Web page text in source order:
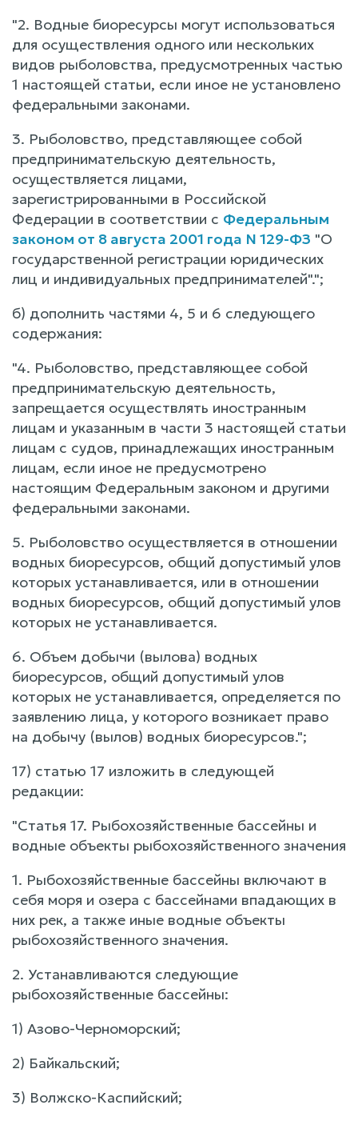
"2. Водные биоресурсы могут использоваться
для осуществления одного или нескольких
видов рыболовства, предусмотренных частью
1 настоящей статьи, если иное не установлено
федеральными законами.
3. Рыболовство, представляющее собой
предпринимательскую деятельность,
осуществляется лицами,
зарегистрированными в Российской
Федерации в соответствии с Федеральным
законом от 8 августа 2001 года N 129-ФЗ "О
государственной регистрации юридических
лиц и индивидуальных предпринимателей".";
б) дополнить частями 4, 5 и 6 следующего
содержания:
"4. Рыболовство, представляющее собой
предпринимательскую деятельность,
запрещается осуществлять иностранным
лицам и указанным в части 3 настоящей статьи
лицам с судов, принадлежащих иностранным
лицам, если иное не предусмотрено
настоящим Федеральным законом и другими
федеральными законами.
5. Рыболовство осуществляется в отношении
водных биоресурсов, общий допустимый улов
которых устанавливается, или в отношении
водных биоресурсов, общий допустимый улов
которых не устанавливается.
6. Объем добычи (вылова) водных
биоресурсов, общий допустимый улов
которых не устанавливается, определяется по
заявлению лица, у которого возникает право
на добычу (вылов) водных биоресурсов.";
17) статью 17 изложить в следующей
редакции:
"Статья 17. Рыбохозяйственные бассейны и
водные объекты рыбохозяйственного значения
1. Рыбохозяйственные бассейны включают в
себя моря и озера с бассейнами впадающих в
них рек, а также иные водные объекты
рыбохозяйственного значения.
2. Устанавливаются следующие
рыбохозяйственные бассейны:
1) Азово-Черноморский;
2) Байкальский;
3) Волжско-Каспийский;